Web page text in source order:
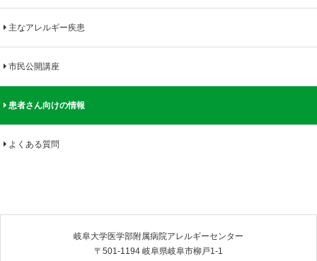
主なアレルギー疾患
市民公開講座
患者さん向けの情報
よくある質問
岐阜大学医学部附属病院アレルギーセンター
〒501-1194 岐阜県岐阜市柳戸1-1